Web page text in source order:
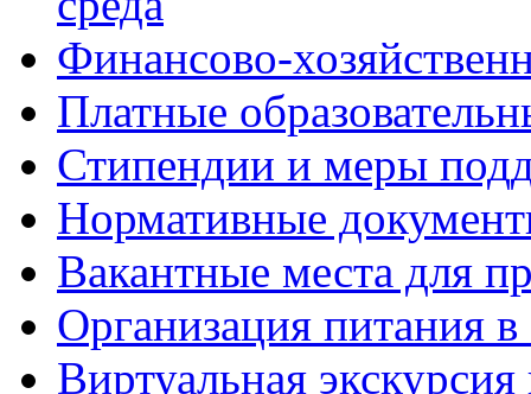
Финансово-
Платные
Стипендии и меры
Нормативные
Вакантные места для
Организация питания в
Виртуальная